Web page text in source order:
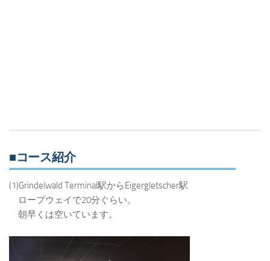
■コース紹介
(1)Grindelwald Terminal駅からEigergletscher駅
ロープウェイで20分ぐらい。
朝早くは空いています。